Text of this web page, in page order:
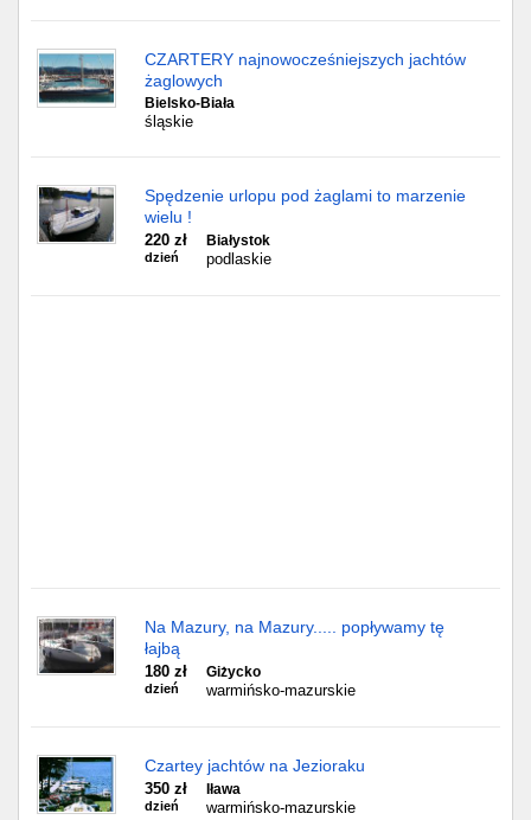
CZARTERY najnowocześniejszych jachtów
żaglowych
Bielsko-Biała
śląskie
Spędzenie urlopu pod żaglami to marzenie
wielu !
220 zł
dzień
Białystok
podlaskie
Na Mazury, na Mazury..... popływamy tę
łajbą
180 zł
dzień
Giżycko
warmińsko-mazurskie
Czartey jachtów na Jezioraku
350 zł
dzień
Iława
warmińsko-mazurskie
Częstochowa
Toruń
Sosnowiec